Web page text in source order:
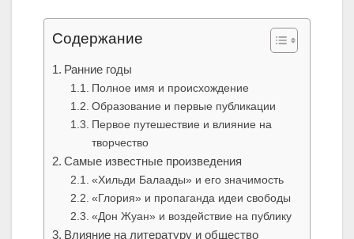
Содержание
Ранние годы
Полное имя и происхождение
Образование и первые публикации
Первое путешествие и влияние на
творчество
Самые известные произведения
«Хильди Балаады» и его значимость
«Глория» и пропаганда идеи свободы
«Дон Жуан» и воздействие на публику
Влияние на литературу и общество